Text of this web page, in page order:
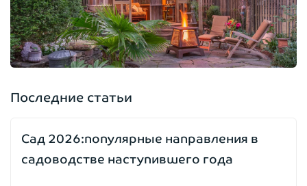
Последние статьи
Сад 2026:популярные направления в
садоводстве наступившего года